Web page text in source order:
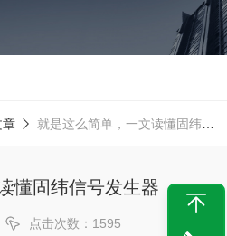
线留言
章 就是这么简单，一文读懂固纬信号发生器
懂固纬信号发生器
点击次数：1595